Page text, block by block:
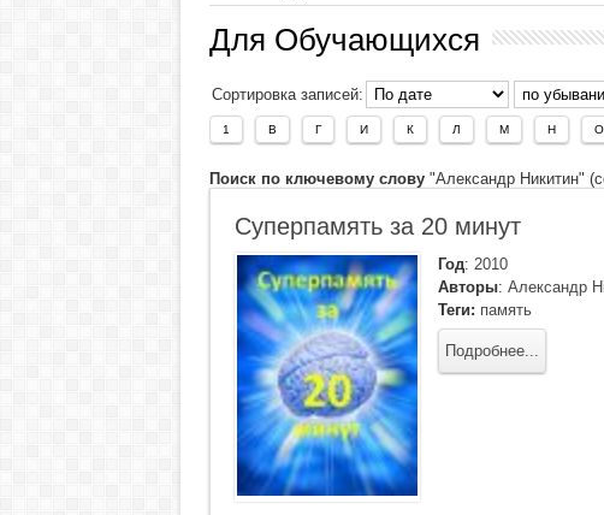
Для Обучающихся
Сортировка записей:
1 В Г И К Л М Н О
Поиск по ключевому слову"Александр Никитин"
Суперпамять за 20 минут
Год: 2010
Авторы: Александр
Теги: память
Подробнее...